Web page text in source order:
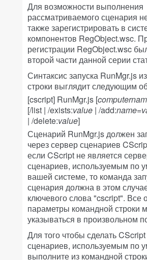
Для возможности выполнения
рассматриваемого сценария
также зарегистрировать в
компонентов RegObject.wsc.
регистрации RegObject.wsc
второй части данной серии
Синтаксис запуска RunMgr.js
строки выглядит следующим
[cscript] RunMgr.js [
[/list | /exists:value | /add:name=
| /delete:value]
Сценарий RunMgr.js должен
через сервер сценариев
если CScript не является
сценариев, используемым по
вашей системе, то команда
сценария должна в этом
ключевого слова "cscript". Все
параметры командной строки
указываться в произвольном
Для того чтобы сделать
сценариев, используемым по
выполните из командной